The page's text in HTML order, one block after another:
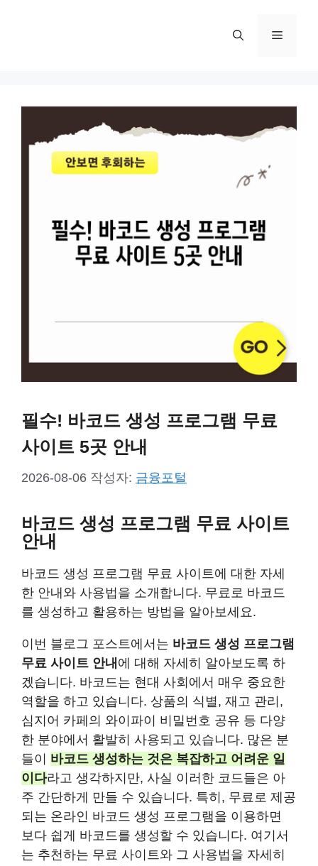
메
필수! 바코드 생성 프로그램 무료
사이트 5곳 안내
2026-08-06 작성자: 금융포털
바코드 생성 프로그램 무료 사이트
안내
바코드 생성 프로그램 무료 사이트에 대한 자세
한 안내와 사용법을 소개합니다. 무료로 바코드
를 생성하고 활용하는 방법을 알아보세요.
이번 블로그 포스트에서는 바코드 생성 프로그램
무료 사이트 안내 에 대해 자세히 알아보도록 하
겠습니다. 바코드는 현대 사회에서 매우 중요한
역할을 하고 있습니다. 상품의 식별, 재고 관리,
심지어 카페의 와이파이 비밀번호 공유 등 다양
한 분야에서 활발히 사용되고 있습니다. 많은 분
들이 바코드 생성하는 것은 복잡하고 어려운 일
이다라고 생각하지만, 사실 이러한 코드들은 아
주 간단하게 만들 수 있습니다. 특히, 무료로 제공
되는 온라인 바코드 생성 프로그램을 이용하면
보다 쉽게 바코드를 생성할 수 있습니다. 여기서
는 추천하는 무료 사이트와 그 사용법을 자세히